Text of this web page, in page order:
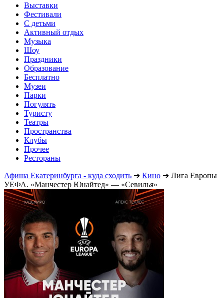
Выставки
Фестивали
С детьми
Активный отдых
Музыка
Шоу
Праздники
Образование
Бесплатно
Музеи
Парки
Погулять
Туристу
Театры
Пространства
Клубы
Прочее
Рестораны
Афиша Екатеринбурга - куда сходить ➔ Кино ➔ Лига Европы
УЕФА. «Манчестер Юнайтед» — «Севилья»